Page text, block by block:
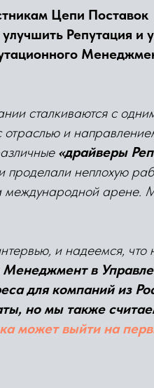
Цепи Поставок
Репутация и
сталкиваются с
отраслью и
«драйверы
проделали неплохую
международной арене.
и надеемся,
Менеджмент в
для компаний из
но мы также
может выйти на